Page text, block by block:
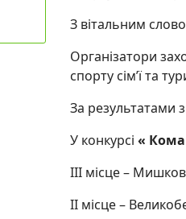
З вітальним
Організатори
спорту сім’ї та
За результатами
У конкурсі «
ІІІ місце –
ІІ місце –